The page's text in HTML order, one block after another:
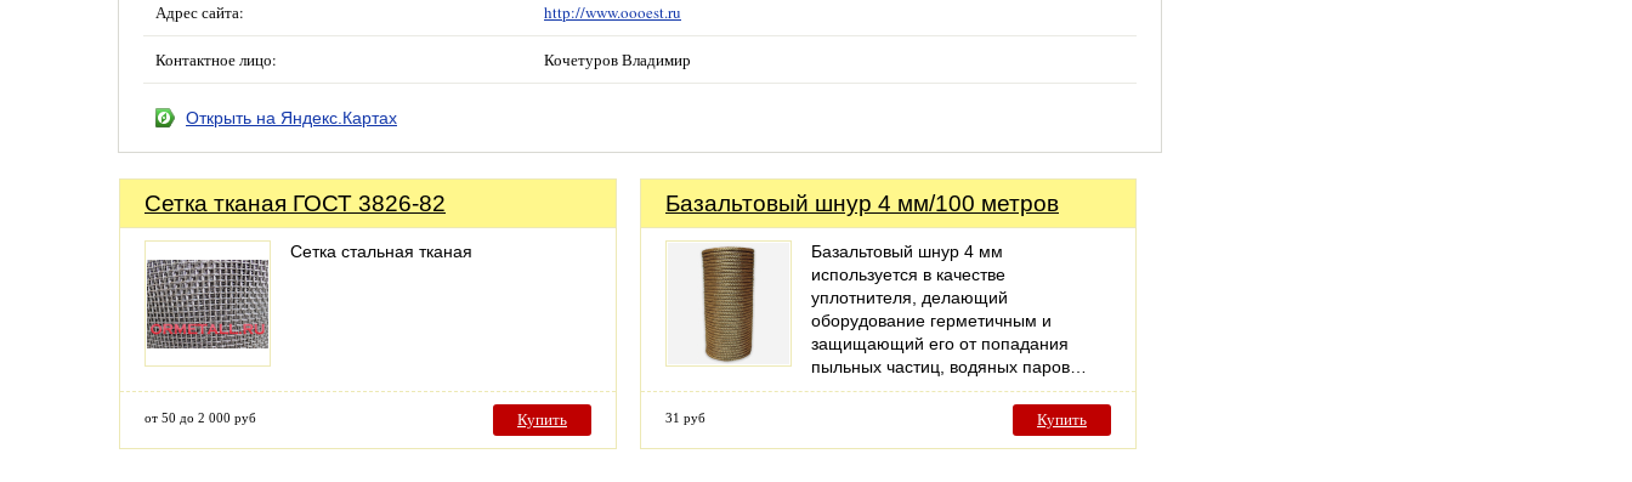
Адрес сайта: http://www.oooest.ru
Контактное лицо: Кочетуров Владимир
Открыть на Яндекс.Картах
Сетка тканая ГОСТ 3826-82
Сетка стальная тканая
от 50 до 2 000 руб Купить
Базальтовый шнур 4 мм/100 метров
Базальтовый шнур 4 мм
используется в качестве
уплотнителя, делающий
оборудование герметичным и
защищающий его от попадания
пыльных частиц, водяных паров…
31 руб Купить